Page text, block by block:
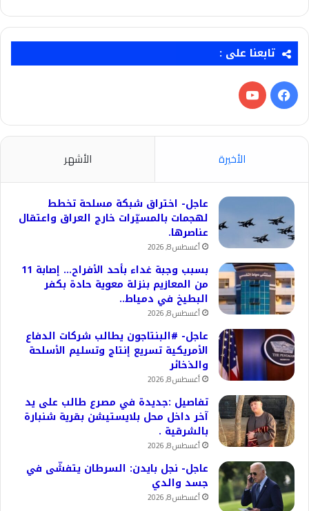
تابعنا على :
فيسبوك‫YouTube
الأخيرة الأشهر
عاجل- اختراق شبكة مسلحة تخطط
لهجمات بالمسيّرات خارج العراق واعتقال
عناصرها.
أغسطس 8, 2026
بسبب وجبة غداء بأحد الأفراح… إصابة 11
من المعازيم بنزلة معوية حادة بكفر
البطيخ في دمياط..
أغسطس 8, 2026
عاجل- #البنتاجون يطالب شركات الدفاع
الأمريكية تسريع إنتاج وتسليم الأسلحة
والذخائر
أغسطس 8, 2026
تفاصيل :جديدة في مصرع طالب على يد
آخر داخل محل بلايستيشن بقرية شنبارة
بالشرقية .
أغسطس 8, 2026
عاجل- نجل بايدن: السرطان يتفشّى في
جسد والدي
أغسطس 8, 2026